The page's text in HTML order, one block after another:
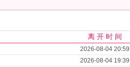
离 开 时 间
2026-08-04 20:59
2026-08-04 19:39